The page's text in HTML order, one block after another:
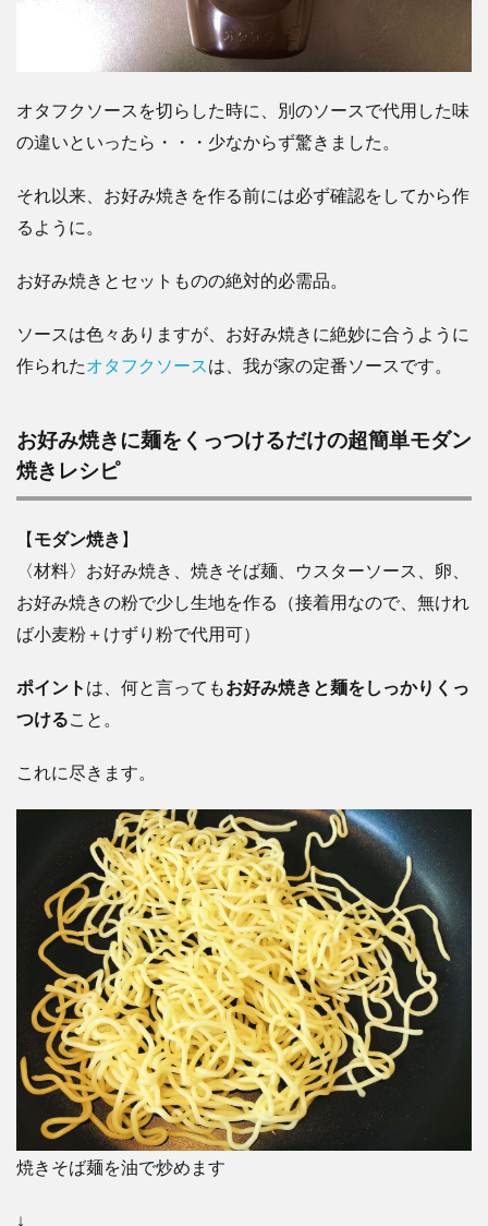
オタフクソースを切らした時に、別のソースで代用した味
の違いといったら・・・少なからず驚きました。
それ以来、お好み焼きを作る前には必ず確認をしてから作
るように。
お好み焼きとセットものの絶対的必需品。
ソースは色々ありますが、お好み焼きに絶妙に合うように
作られたオタフクソース は、我が家の定番ソースです。
お好み焼きに麺をくっつけるだけの超簡単モダン
焼きレシピ
【モダン焼き 】
〈材料〉お好み焼き、焼きそば麺、ウスターソース、卵、
お好み焼きの粉で少し生地を作る（接着用なので、無けれ
ば小麦粉＋けずり粉で代用可）
ポイント は、何と言ってもお好み焼きと麺をしっかりくっ
つける こと。
これに尽きます。
焼きそば麺を油で炒めます
↓